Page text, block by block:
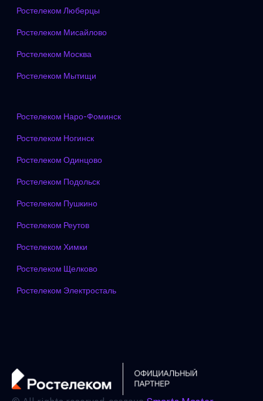
Ростелеком Люберцы
Ростелеком Мисайлово
Ростелеком Москва
Ростелеком Мытищи
Ростелеком Наро-Фоминск
Ростелеком Ногинск
Ростелеком Одинцово
Ростелеком Подольск
Ростелеком Пушкино
Ростелеком Реутов
Ростелеком Химки
Ростелеком Щелково
Ростелеком Электросталь